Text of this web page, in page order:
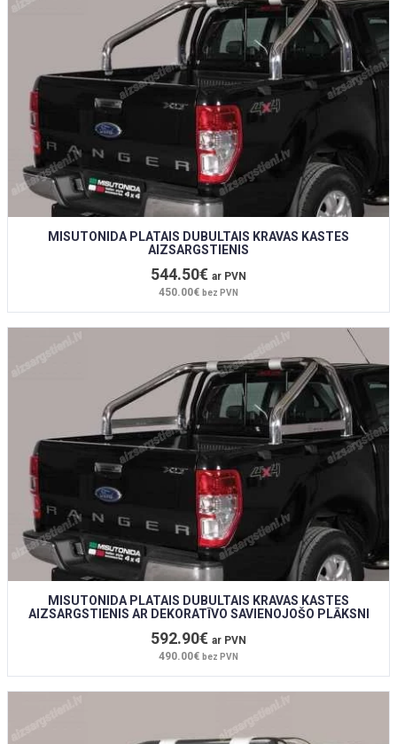
MISUTONIDA PLATAIS DUBULTAIS KRAVAS KASTES
AIZSARGSTIENIS
544.50€ ar PVN
450.00€ bez PVN
MISUTONIDA PLATAIS DUBULTAIS KRAVAS KASTES
AIZSARGSTIENIS AR DEKORATĪVO SAVIENOJOŠO PLĀKSNI
592.90€ ar PVN
490.00€ bez PVN